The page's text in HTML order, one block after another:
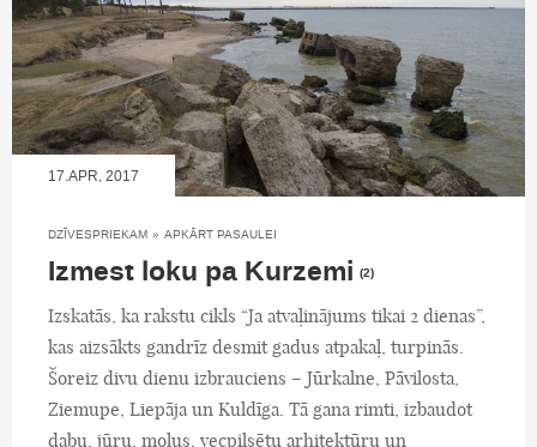
17.APR, 2017
DZĪVESPRIEKAM » APKĀRT PASAULEI
Izmest loku pa Kurzemi (2)
Izskatās, ka rakstu cikls “Ja atvaļinājums tikai 2 dienas”,
kas aizsākts gandrīz desmit gadus atpakaļ, turpinās.
Šoreiz divu dienu izbrauciens – Jūrkalne, Pāvilosta,
Ziemupe, Liepāja un Kuldīga. Tā gana rimti, izbaudot
dabu, jūru, molus, vecpilsētu arhitektūru un